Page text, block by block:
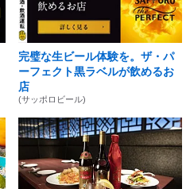
完璧な生ビール体験を。ザ・パ
ーフェクト黒ラベルが飲めるお
店
(サッポロビール)